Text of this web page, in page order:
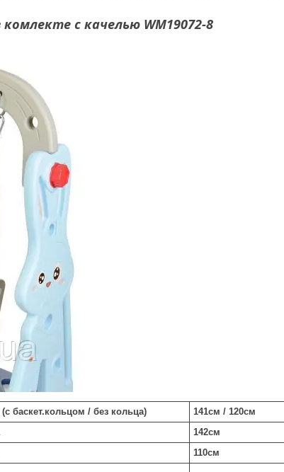
с качелью WM19072-8
баскет.кольцом / без кольца)
141см / 120см
142см
110см